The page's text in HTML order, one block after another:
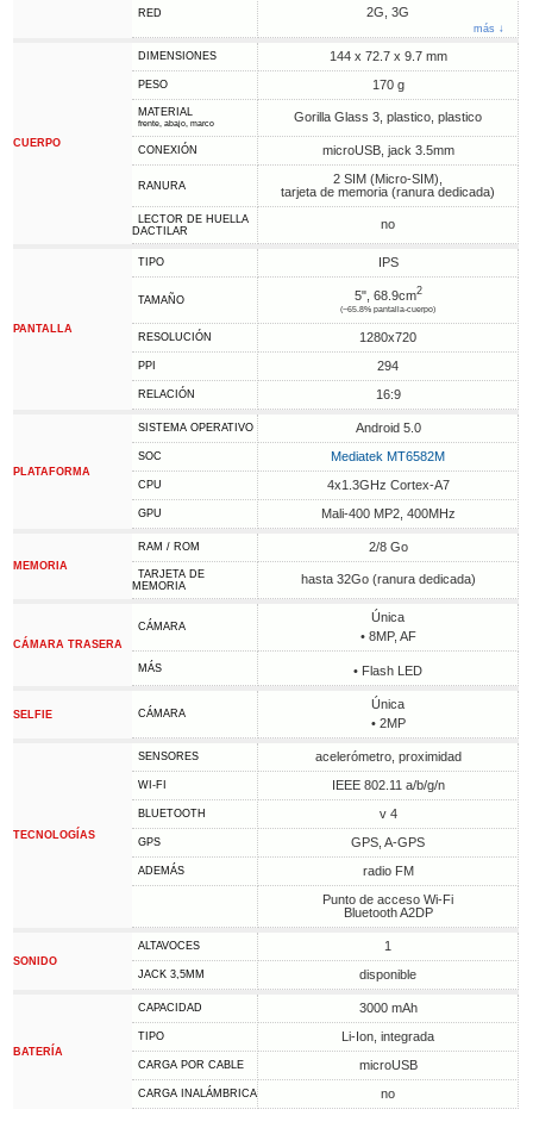
RED 2G, 3G
más ↓
CUERPO
DIMENSIONES 144 x 72.7 x 9.7 mm
PESO 170 g
MATERIAL
frente, abajo, marco Gorilla Glass 3, plastico, plastico
CONEXIÓN microUSB, jack 3.5mm
RANURA
2 SIM (Micro-SIM),
tarjeta de memoria (ranura dedicada)
LECTOR DE HUELLA
DACTILAR
no
PANTALLA
TIPO IPS
TAMAÑO 5", 68.9cm2
(~65.8% pantalla-cuerpo)
RESOLUCIÓN 1280x720
PPI 294
RELACIÓN 16:9
PLATAFORMA
SISTEMA OPERATIVO Android 5.0
SOC Mediatek MT6582M
CPU 4x1.3GHz Cortex-A7
GPU Mali-400 MP2, 400MHz
MEMORIA
RAM / ROM 2/8 Go
TARJETA DE
MEMORIA
hasta 32Go (ranura dedicada)
CÁMARA TRASERA
CÁMARA
Única
• 8MP, AF
MÁS • Flash LED
SELFIE CÁMARA
Única
• 2MP
TECNOLOGÍAS
SENSORES acelerómetro, proximidad
WI-FI IEEE 802.11 a/b/g/n
BLUETOOTH v 4
GPS GPS, A-GPS
ADEMÁS
radio FM
Punto de acceso Wi-Fi
Bluetooth A2DP
SONIDO
ALTAVOCES 1
JACK 3,5MM disponible
BATERÍA
CAPACIDAD 3000 mAh
TIPO Li-Ion, integrada
CARGA POR CABLE microUSB
CARGA INALÁMBRICA no